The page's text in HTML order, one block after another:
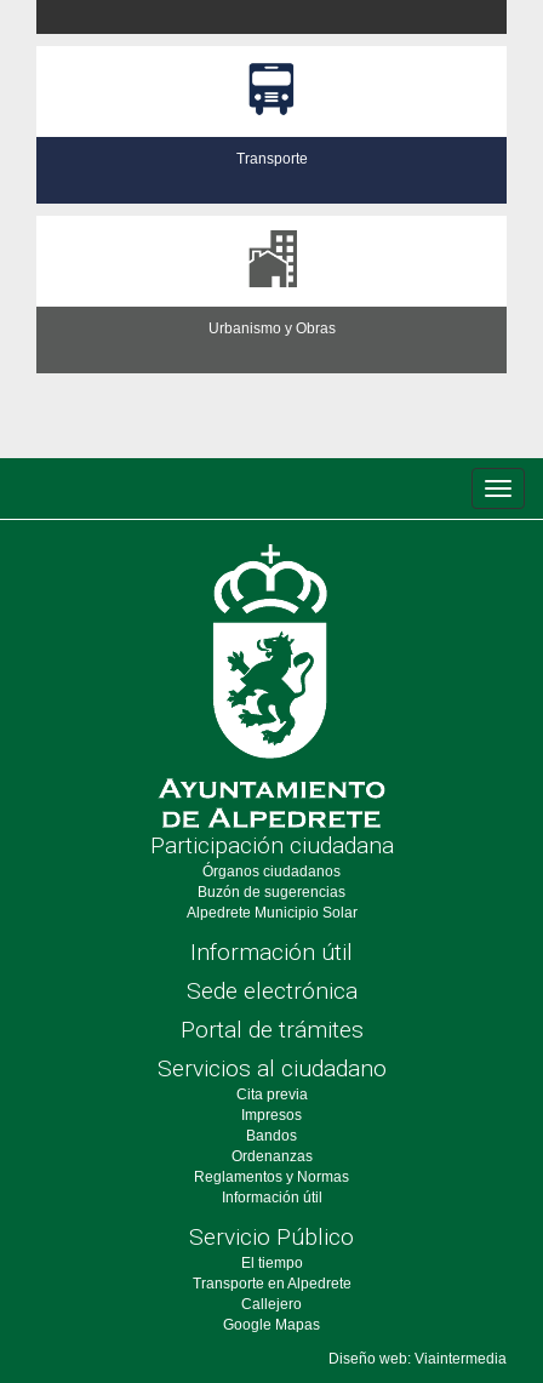
Transporte
Urbanismo y Obras
de
Participación ciudadana
Órganos ciudadanos
Buzón de sugerencias
Alpedrete Municipio Solar
Información útil
Sede electrónica
Portal de trámites
Servicios al ciudadano
Cita previa
Impresos
Bandos
Ordenanzas
Reglamentos y Normas
Información útil
Servicio Público
El tiempo
Transporte en Alpedrete
Callejero
Google Mapas
Diseño web: Viaintermedia